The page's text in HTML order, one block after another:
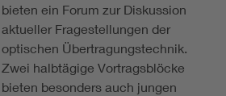
bieten ein Forum zur Diskussion
aktueller Fragestellungen der
optischen Übertragungstechnik.
Zwei halbtägige Vortragsblöcke
bieten besonders auch jungen